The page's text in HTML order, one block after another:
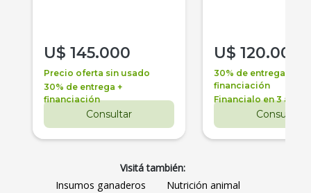
U$ 145.000
Precio oferta sin usado
30% de entrega +
financiación
Consultar
U$ 120.000
30% de entrega +
financiación
Financialo en 3 años
Consultar
Visitá también:
Insumos ganaderos
Nutrición animal